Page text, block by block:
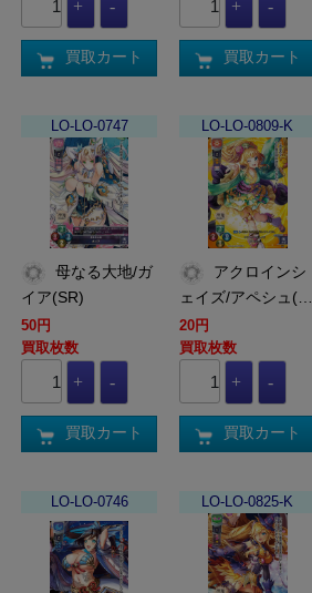
買取カート 買取カート
LO-LO-0747
イア(SR)
50円
買取枚数
買取カート
LO-LO-0809-K
ェイズ/アペシュ(…
20円
買取枚数
買取カート
LO-LO-0746 LO-LO-0825-K